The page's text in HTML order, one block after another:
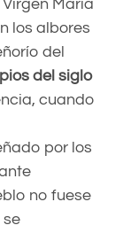
María
los albores
del
del siglo
cuando
por los
no fuese
se